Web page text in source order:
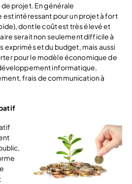
projet. En générale
est intéressant pour un projet à fort
dont le coût est très élevé et
serait non seulement difficile à
exprimés et du budget, mais aussi
pour le modèle économique de
informatique,
frais de communication à